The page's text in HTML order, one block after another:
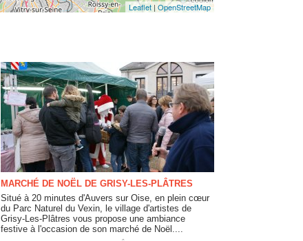
Leaflet | OpenStreetMap
MARCHÉ DE NOËL DE GRISY-LES-PLÂTRES
Situé à 20 minutes d'Auvers sur Oise, en plein cœur
du Parc Naturel du Vexin, le village d'artistes de
Grisy-Les-Plâtres vous propose une ambiance
festive à l'occasion de son marché de Noël....